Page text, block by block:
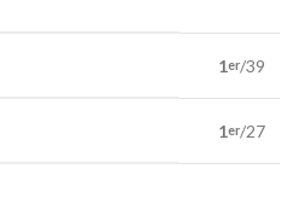
1er/39
1er/27